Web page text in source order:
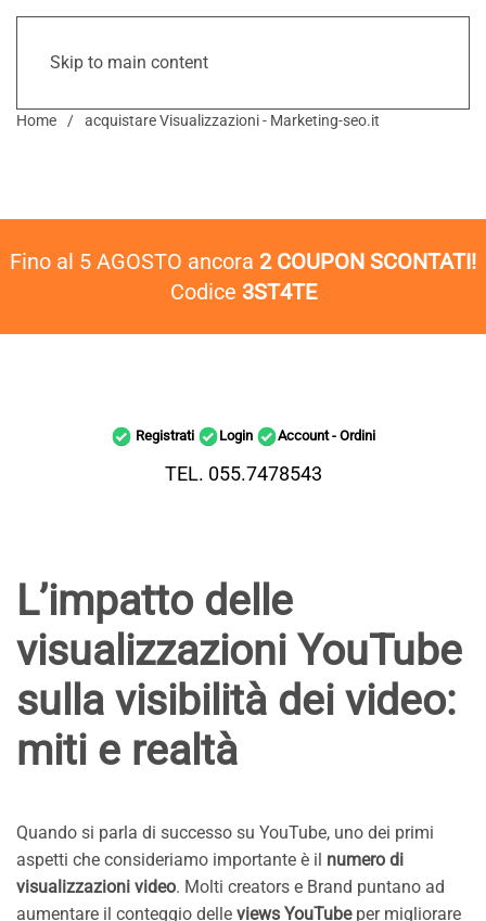
Skip to main content
Home acquistare Visualizzazioni - Marketing-seo.it
Fino al 5 AGOSTO ancora 2 COUPON SCONTATI!
Codice 3ST4TE
Registrati Login Account - Ordini
TEL. 055.7478543
L’impatto delle
visualizzazioni YouTube
sulla visibilità dei video:
miti e realtà
Quando si parla di successo su YouTube, uno dei primi
aspetti che consideriamo importante è il numero di
visualizzazioni video. Molti creators e Brand puntano ad
aumentare il conteggio delle views YouTube per migliorare